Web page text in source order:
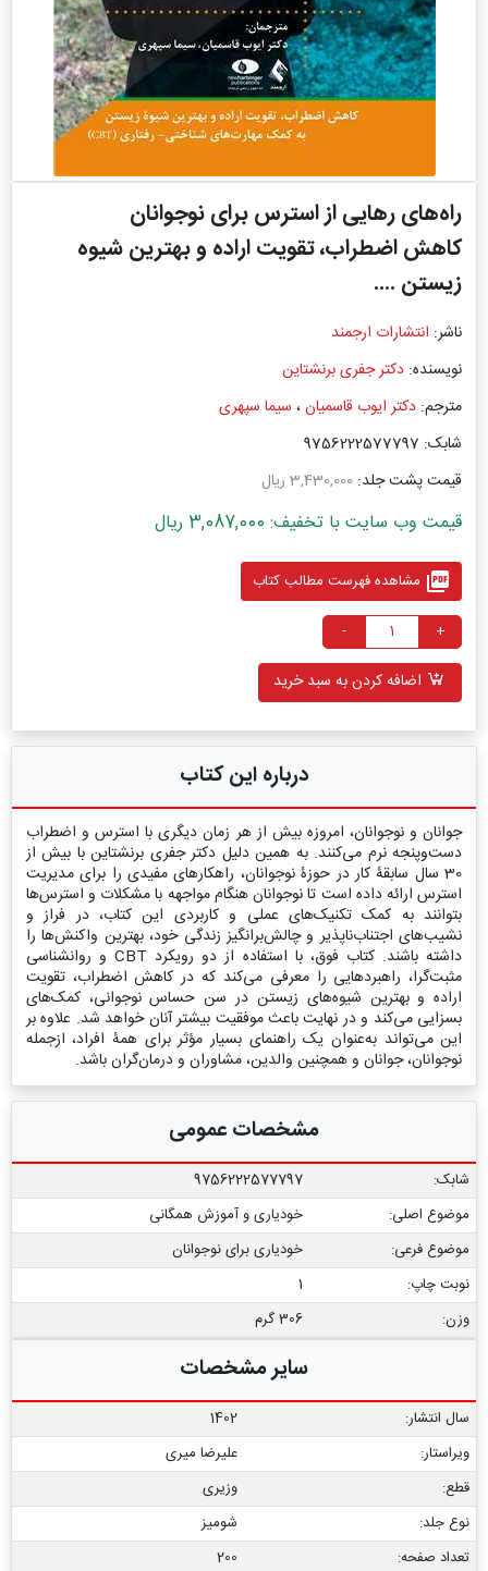
راه‌های رهایی از استرس برای نوجوانان
کاهش اضطراب، تقویت اراده و بهترین شیوه
زیستن ....
ناشر: انتشارات ارجمند
نویسنده: دکتر جفری برنشتاین
مترجم: دکتر ایوب قاسمیان، سیما سپهری
شابک: 9756222577797
قیمت پشت جلد: 3,430,000 ریال
قیمت وب سایت با تخفیف: 3,087,000 ریال
picture_as_pdf مشاهده فهرست مطالب کتاب
+
-
اضافه کردن به سبد خرید
درباره این کتاب
جوانان و نوجوانان، امروزه بیش از هر زمان دیگری با استرس‌ و اضطراب
دست‌وپنجه نرم می‌کنند. به همین دلیل دکتر جفری برنشتاین با بیش از
30 سال سابقۀ کار در حوزۀ نوجوانان، راهکارهای مفیدی را برای مدیریت
استرس ارائه داده است تا نوجوانان هنگام مواجهه با مشکلات و استرس‌ها
بتوانند به کمک تکنیک‌های عملی و کاربردی این کتاب، در فراز و
نشیب‌های اجتناب‌ناپذیر و چالش‌برانگیز زندگی خود، بهترین واکنش‌ها را
داشته باشند. کتاب فوق، با استفاده از دو رویکرد CBT و روانشناسی
مثبت‌گرا، راهبردهایی را معرفی می‌کند که در کاهش اضطراب، تقویت
اراده و بهترین شیوه‌های زیستن در سن حساس نوجوانی، کمک‌های
بسزایی می‌کند و در نهایت باعث موفقیت بیشتر آنان خواهد شد. علاوه بر
این می‌تواند به‌عنوان یک راهنمای بسیار مؤثر برای همۀ افراد، ازجمله
نوجوانان، جوانان و همچنین والدین، مشاوران و درمان‌گران باشد.
مشخصات عمومی
شابک:
9756222577797
موضوع اصلی:
خودیاری و آموزش همگانی
موضوع فرعی:
خودیاری برای نوجوانان
نوبت چاپ:
1
وزن:
306 گرم
سایر مشخصات
سال انتشار:
1402
ویراستار:
علیرضا میری
قطع:
وزیری
نوع جلد:
شومیز
تعداد صفحه:
200